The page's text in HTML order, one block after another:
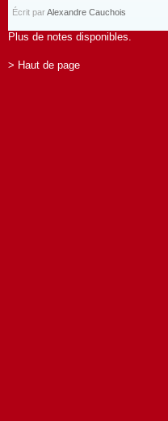
Écrit parAlexandre Cauchois
Plus de notes disponibles.
> Haut de page